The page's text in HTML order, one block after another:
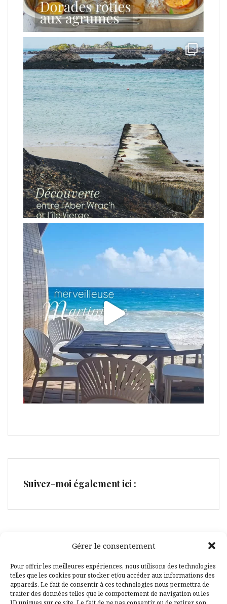
Gérer le consentement
Pour offrir les meilleures expériences, nous utilisons des technologies
telles que les cookies pour stocker et/ou accéder aux informations des
appareils. Le fait de consentir à ces technologies nous permettra de
traiter des données telles que le comportement de navigation ou les
Suivez-moi également ici :
Facebook
Pinterest